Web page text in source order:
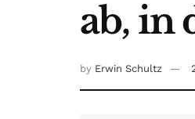
ab, in
by Erwin Schultz